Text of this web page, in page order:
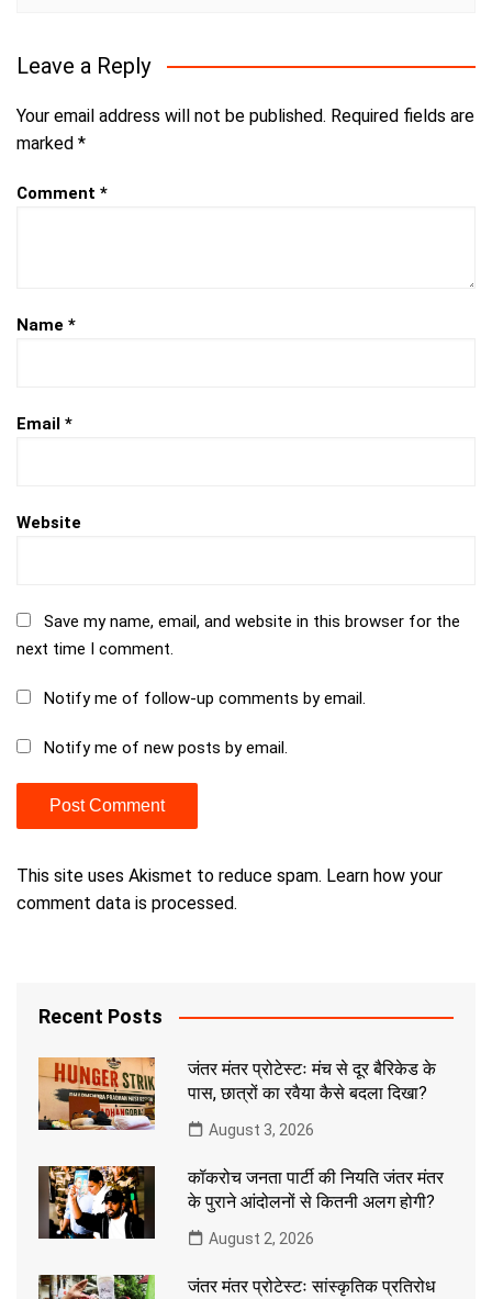
Leave a Reply
Your email address will not be published. Required fields are
marked *
Comment *
Name *
Email *
Website
Save my name, email, and website in this browser for the
next time I comment.
Notify me of follow-up comments by email.
Notify me of new posts by email.
This site uses Akismet to reduce spam. Learn how your
comment data is processed.
Recent Posts
जंतर मंतर प्रोटेस्टः मंच से दूर बैरिकेड के
पास, छात्रों का रवैया कैसे बदला दिखा?
August 3, 2026
कॉकरोच जनता पार्टी की नियति जंतर मंतर
के पुराने आंदोलनों से कितनी अलग होगी?
August 2, 2026
जंतर मंतर प्रोटेस्टः सांस्कृतिक प्रतिरोध